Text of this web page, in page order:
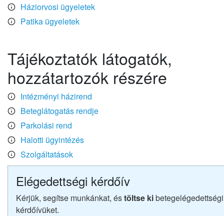
Háziorvosi ügyeletek
Patika ügyeletek
Tájékoztatók látogatók,
hozzátartozók részére
Intézményi házirend
Beteglátogatás rendje
Parkolási rend
Halotti ügyintézés
Szolgáltatások
Elégedettségi kérdőív
Kérjük, segítse munkánkat, éstöltse kibetegelégedettségi
kérdőívüket.